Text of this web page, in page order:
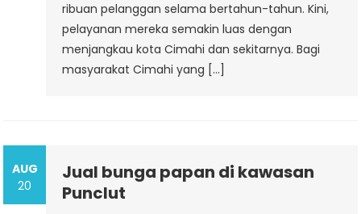
ribuan pelanggan selama bertahun-tahun. Kini,
pelayanan mereka semakin luas dengan
menjangkau kota Cimahi dan sekitarnya. Bagi
masyarakat Cimahi yang […]
AUG
20
Jual bunga papan di kawasan
Punclut